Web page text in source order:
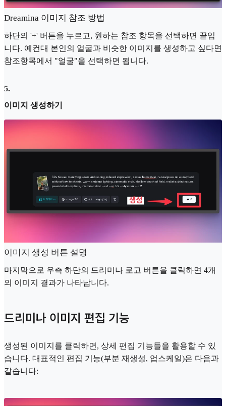
Dreamina 이미지 참조 방법
하단의 '+' 버튼을 누르고, 원하는 참조 항목을 선택하면 끝입
니다. 예컨대 본인의 얼굴과 비슷한 이미지를 생성하고 싶다면
참조항목에서 "얼굴"을 선택하면 됩니다.
5.
이미지 생성하기
이미지 생성 버튼 설명
마지막으로 우측 하단의 드리미나 로고 버튼을 클릭하면 4개
의 이미지 결과가 나타납니다.
드리미나 이미지 편집 기능
생성된 이미지를 클릭하면, 상세 편집 기능들을 활용할 수 있
습니다. 대표적인 편집 기능(부분 재생성, 업스케일)은 다음과
같습니다: